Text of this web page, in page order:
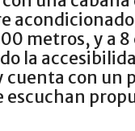
metros, y a
la
con
escuchan